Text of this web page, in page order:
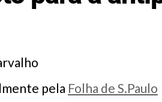
pela Folha de S.Paulo